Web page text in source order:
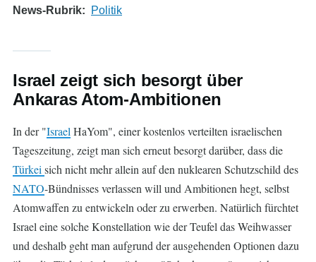
News-Rubrik Politik
Israel zeigt sich besorgt über
Ankaras Atom-Ambitionen
In der "IsraelHaYom", einer kostenlos verteilten israelischen
Tageszeitung, zeigt man sich erneut besorgt darüber, dass die
Türkeisich nicht mehr allein auf den nuklearen Schutzschild des
NATO-Bündnisses verlassen will und Ambitionen hegt, selbst
Atomwaffen zu entwickeln oder zu erwerben. Natürlich fürchtet
Israel eine solche Konstellation wie der Teufel das Weihwasser
und deshalb geht man aufgrund der ausgehenden Optionen dazu